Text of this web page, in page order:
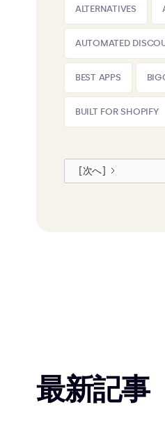
ALTERNATIVES
AUTOMATED
BEST APPS
BUILT FOR SHOPIFY
[次へ]
最新記事